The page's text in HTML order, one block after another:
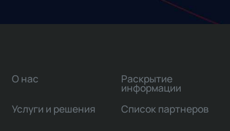
О нас
Услуги и решения
Раскрытие
информации
Список партнеров